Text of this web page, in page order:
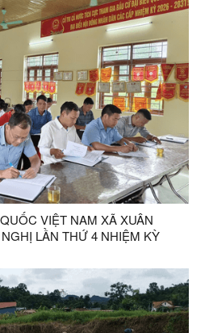
VIỆT NAM XÃ XUÂN
LẦN THỨ 4 NHIỆM KỲ